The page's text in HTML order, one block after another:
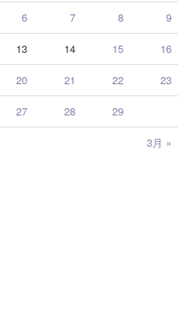
3月 »
6 7 8 9
13 14 15 16
20 21 22 23
27 28 29